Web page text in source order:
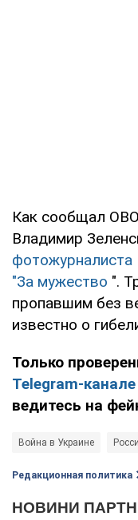
Как сообщал
Владимир
"За мужество ".
пропавшим без
известно о
Только
Telegram-канале
ведитесь на
Война в Украине
Редакционная политика